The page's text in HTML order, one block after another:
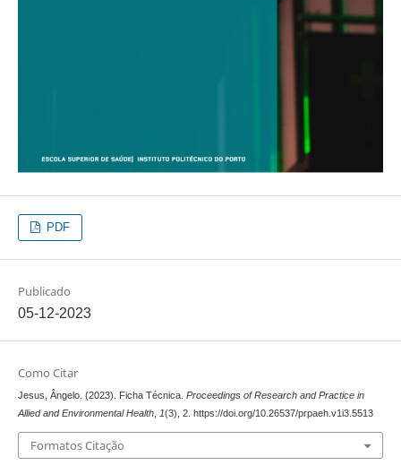
PDF
Publicado
05-12-2023
Como Citar
Jesus, Ângelo. (2023). Ficha Técnica. Proceedings of Research and Practice in
Allied and Environmental Health, 1(3), 2. https://doi.org/10.26537/prpaeh.v1i3.5513
Formatos Citação